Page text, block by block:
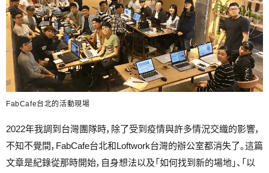
FabCafe台北的活動現場
2022年我調到台灣團隊時，除了受到疫情與許多情況交織的影響，
不知不覺間，FabCafe台北和Loftwork台灣的辦公室都消失了。這篇
文章是紀錄從那時開始，自身想法以及「如何找到新的場地」、「以